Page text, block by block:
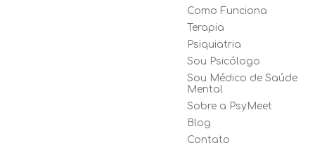
Como Funciona
Terapia
Psiquiatria
Sou Psicólogo
Sou Médico de Saúde
Mental
Sobre a PsyMeet
Blog
Contato